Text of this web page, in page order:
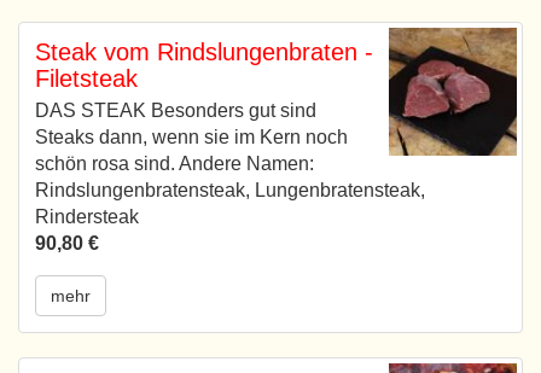
Steak vom Rindslungenbraten -
Filetsteak
DAS STEAK Besonders gut sind
Steaks dann, wenn sie im Kern noch
schön rosa sind. Andere Namen:
Rindslungenbratensteak, Lungenbratensteak,
Rindersteak
90,80 €
mehr